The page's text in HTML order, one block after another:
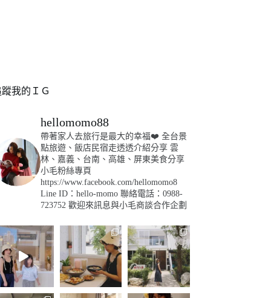
我的ＩＧ
hellomomo88
帶著家人去旅行是最大的幸福❤️ 全台景
點旅遊、飯店民宿走透透介紹分享 雲
林、嘉義、台南、高雄、屏東美食分享
小毛粉絲專頁
https://www.facebook.com/hellomomo8
Line ID：hello-momo聯絡電話：0988-
723752歡迎來訊息與小毛商談合作企劃